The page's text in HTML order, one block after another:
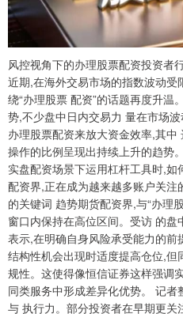
风控视角下的办理股票配资投资者
近期,在海外交易市场的指数波动
绕“办理股票 配资”的话题再度升温
势,不少盘中日内交易力 量在市场
办理股票配资来放大资金效率,其
操作的比例呈现出持续上升的趋势
实盘配资场景下运用杠杆工具时,
配资界,正在成为越来越多账户关
的关键词 趋势期货配资界,与“办理
窗口内保持在高位区间。受访 的
表示,在明确自身风险承受能力的
结构性机会出现时适度提高仓位,
规性。这使得像恒信证券这样强调
同类服务中形成差异化优势。 记
与 执行力。部分投资者在早期更